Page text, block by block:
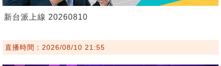
新台派上線 20260810
直播時間：2026/08/10 21:55